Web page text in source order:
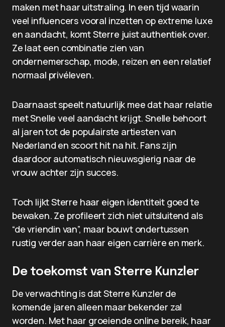
maken met haar uitstraling. In een tijd waarin
veel influencers vooral inzetten op extreme luxe
en aandacht, komt Sterre juist authentiek over.
Ze laat een combinatie zien van
ondernemerschap, mode, reizen en een relatief
normaal privéleven.
Daarnaast speelt natuurlijk mee dat haar relatie
met Snelle veel aandacht krijgt. Snelle behoort
al jaren tot de populairste artiesten van
Nederland en scoort hit na hit. Fans zijn
daardoor automatisch nieuwsgierig naar de
vrouw achter zijn succes.
Toch lijkt Sterre haar eigen identiteit goed te
bewaken. Ze profileert zich niet uitsluitend als
“de vriendin van”, maar bouwt ondertussen
rustig verder aan haar eigen carrière en merk.
De toekomst van Sterre Kunzler
De verwachting is dat Sterre Kunzler de
komende jaren alleen maar bekender zal
worden. Met haar groeiende online bereik, haar